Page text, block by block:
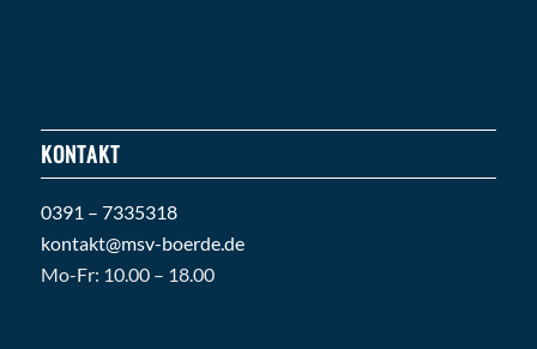
KONTAKT
0391 – 7335318
kontakt@msv-boerde.de
Mo-Fr: 10.00 – 18.00